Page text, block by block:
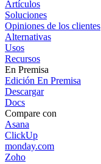
Artículos
Soluciones
Opiniones de los clientes
Alternativas
Usos
Recursos
En Premisa
Edición En Premisa
Descargar
Docs
Compare con
Asana
ClickUp
monday.com
Zoho